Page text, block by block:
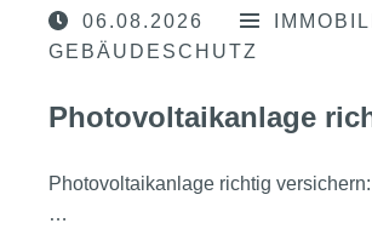
06.08.2026
GEBÄUDESCHUTZ
Photovoltaikanlage
Photovoltaikanlage richtig
…